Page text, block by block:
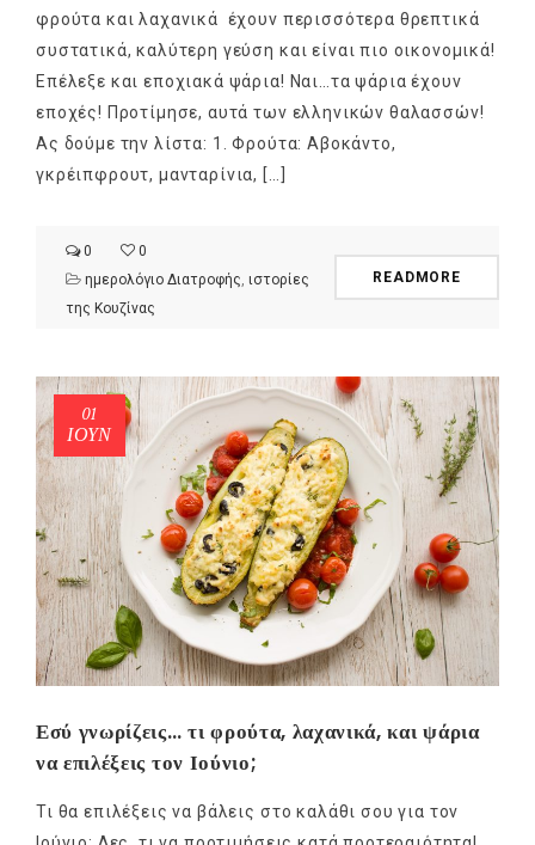
φρούτα και λαχανικά έχουν περισσότερα θρεπτικά
συστατικά, καλύτερη γεύση και είναι πιο οικονομικά!
Επέλεξε και εποχιακά ψάρια! Ναι…τα ψάρια έχουν
εποχές! Προτίμησε, αυτά των ελληνικών θαλασσών!
Ας δούμε την λίστα: 1. Φρούτα: Αβοκάντο,
γκρέιπφρουτ, μανταρίνια, […]
0
0
ημερολόγιο Διατροφής, ιστορίες
της Κουζίνας
READMORE
01
ΙΟΎΝ
Εσύ γνωρίζεις… τι φρούτα, λαχανικά, και ψάρια
να επιλέξεις τον Ιούνιο;
Τι θα επιλέξεις να βάλεις στο καλάθι σου για τον